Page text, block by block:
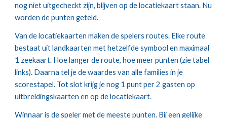
nog niet uitgecheckt zijn, blijven op de locatiekaart staan. Nu
worden de punten geteld.
Van de locatiekaarten maken de spelers routes. Elke route
bestaat uit landkaarten met hetzelfde symbool en maximaal
1 zeekaart. Hoe langer de route, hoe meer punten (zie tabel
links). Daarna tel je de waardes van alle families in je
scorestapel. Tot slot krijg je nog 1 punt per 2 gasten op
uitbreidingskaarten en op de locatiekaart.
Winnaar is de speler met de meeste punten. Bij een gelijke